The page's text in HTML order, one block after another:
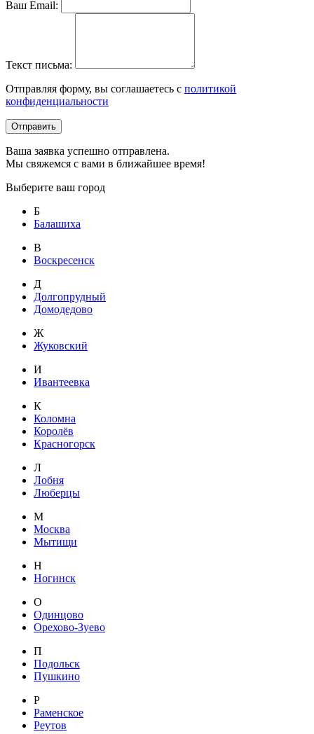
Ваш Email:
Текст письма:
Отправляя форму, вы соглашаетесь с политикой
конфиденциальности
Отправить
Ваша заявка успешно отправлена.
Мы свяжемся с вами в ближайшее время!
Выберите ваш город
Б
Балашиха
В
Воскресенск
Д
Долгопрудный
Домодедово
Ж
Жуковский
И
Ивантеевка
К
Коломна
Королёв
Красногорск
Л
Лобня
Люберцы
М
Москва
Мытищи
Н
Ногинск
О
Одинцово
Орехово-Зуево
П
Подольск
Пушкино
Р
Раменское
Реутов